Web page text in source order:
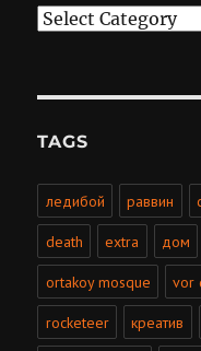
Categories
TAGS
ледибой раввин
death extra дом
ortakoy mosque vor
rocketeer креатив